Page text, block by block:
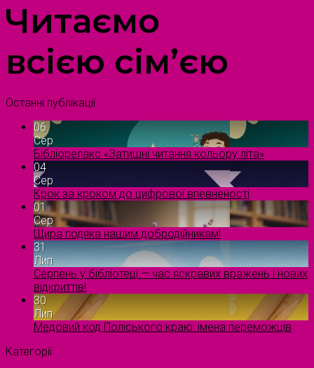
Читаємо
всією сім’єю
Останні публікації
06
Сер
Бібліорелакс «Затишні читання кольору літа»
04
Сер
Крок за кроком до цифрової впевненості
01
Сер
Щира подяка нашим добродійникам!
31
Лип
Серпень у бібліотеці — час яскравих вражень і нових
відкриттів!
30
Лип
Медовий код Поліського краю: імена переможців
Категорії